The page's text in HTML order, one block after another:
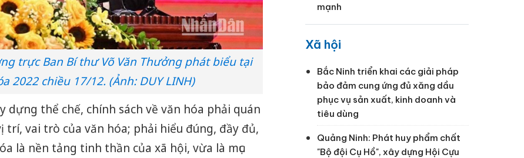
trực Ban Bí thư Võ Văn Thưởng phát biểu tại
2022 chiều 17/12. (Ảnh: DUY LINH)
dựng thể chế, chính sách về văn hóa phải quán
trí, vai trò của văn hóa; phải hiểu đúng, đầy đủ,
là nền tảng tinh thần của xã hội, vừa là mục
mạnh
Xã hội
Bắc Ninh triển khai các giải pháp
bảo đảm cung ứng đủ xăng dầu
phục vụ sản xuất, kinh doanh và
tiêu dùng
Quảng Ninh: Phát huy phẩm chất
"Bộ đội Cụ Hồ", xây dựng Hội Cựu